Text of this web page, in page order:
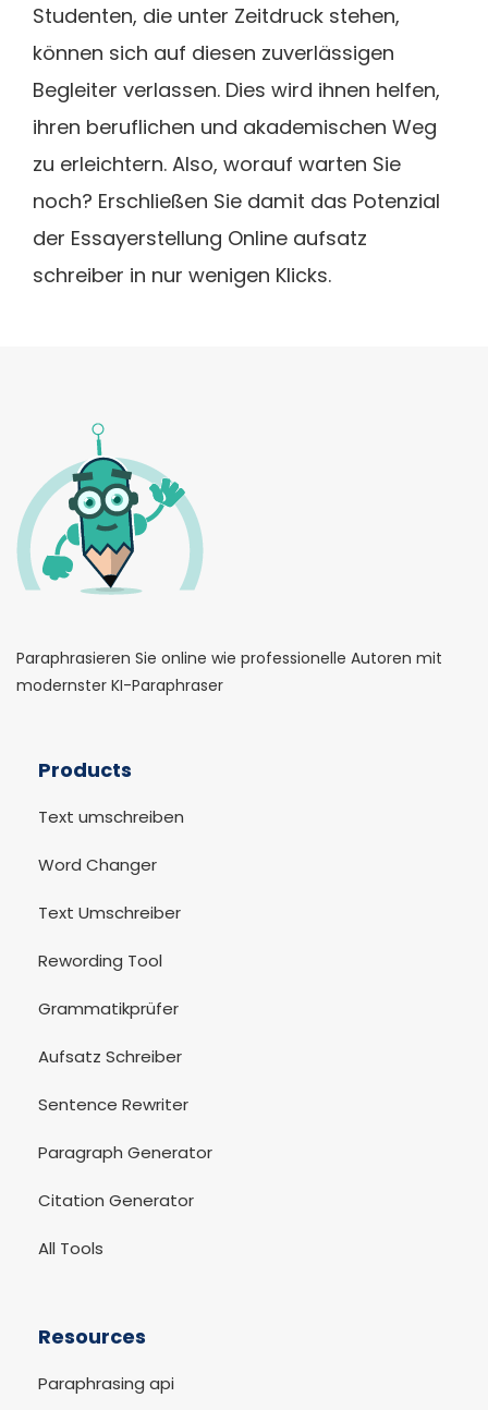
Studenten, die unter Zeitdruck stehen,
können sich auf diesen zuverlässigen
Begleiter verlassen. Dies wird ihnen helfen,
ihren beruflichen und akademischen Weg
zu erleichtern. Also, worauf warten Sie
noch? Erschließen Sie damit das Potenzial
der Essayerstellung Online aufsatz
schreiber in nur wenigen Klicks.
Paraphrasieren Sie online wie professionelle Autoren mit
modernster KI-Paraphraser
Products
Text umschreiben
Word Changer
Text Umschreiber
Rewording Tool
Grammatikprüfer
Aufsatz Schreiber
Sentence Rewriter
Paragraph Generator
Citation Generator
All Tools
Resources
Paraphrasing api